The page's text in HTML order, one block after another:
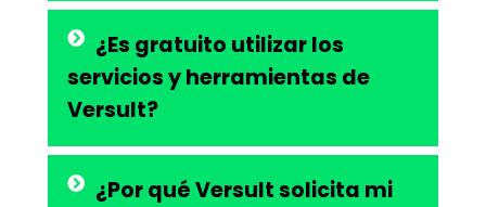
¿Es gratuito utilizar los
servicios y herramientas de
Versult?
¿Por qué Versult solicita mi